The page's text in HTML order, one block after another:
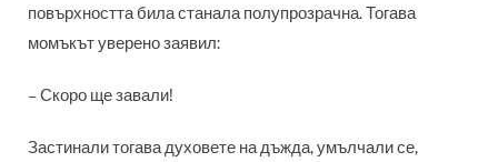
повърхността била станала полупрозрачна. Тогава
момъкът уверено заявил:
– Скоро ще завали!
Застинали тогава духовете на дъжда, умълчали се,